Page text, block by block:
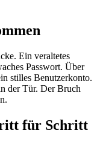
Ein veraltetes
Passwort. Über
stilles Benutzerkonto.
der Tür. Der Bruch
für Schritt